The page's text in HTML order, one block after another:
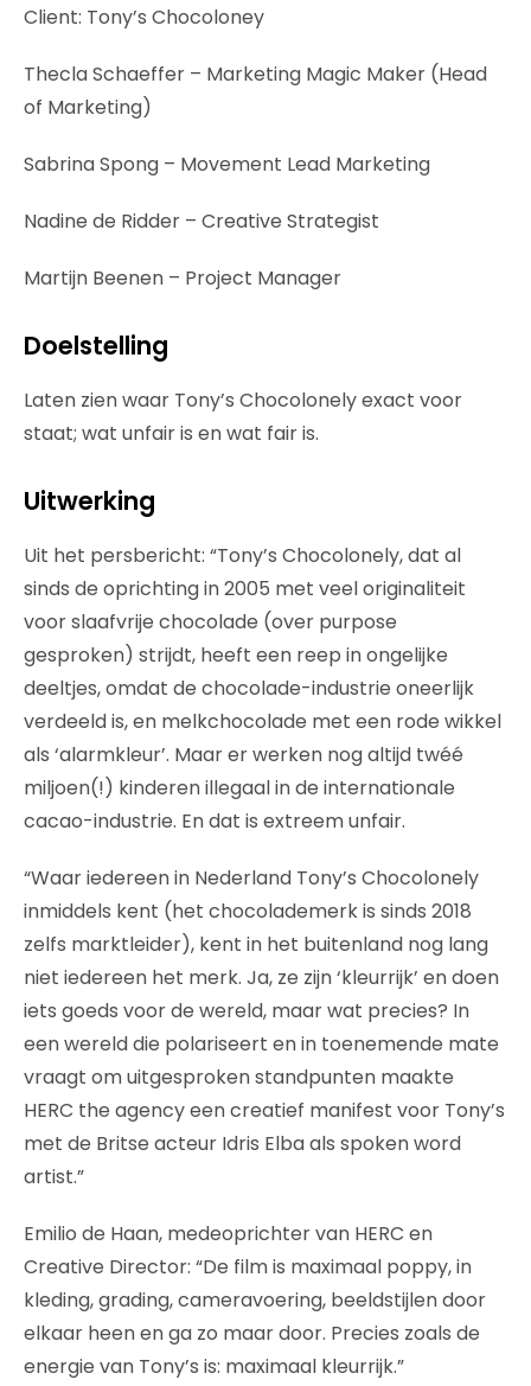
Client: Tony’s Chocoloney
Thecla Schaeffer – Marketing Magic Maker (Head
of Marketing)
Sabrina Spong – Movement Lead Marketing
Nadine de Ridder – Creative Strategist
Martijn Beenen – Project Manager
Doelstelling
Laten zien waar Tony’s Chocolonely exact voor
staat; wat unfair is en wat fair is.
Uitwerking
Uit het persbericht: “Tony’s Chocolonely, dat al
sinds de oprichting in 2005 met veel originaliteit
voor slaafvrije chocolade (over purpose
gesproken) strijdt, heeft een reep in ongelijke
deeltjes, omdat de chocolade-industrie oneerlijk
verdeeld is, en melkchocolade met een rode wikkel
als ‘alarmkleur’. Maar er werken nog altijd twéé
miljoen(!) kinderen illegaal in de internationale
cacao-industrie. En dat is extreem unfair.
“Waar iedereen in Nederland Tony’s Chocolonely
inmiddels kent (het chocolademerk is sinds 2018
zelfs marktleider), kent in het buitenland nog lang
niet iedereen het merk. Ja, ze zijn ‘kleurrijk’ en doen
iets goeds voor de wereld, maar wat precies? In
een wereld die polariseert en in toenemende mate
vraagt om uitgesproken standpunten maakte
HERC the agency een creatief manifest voor Tony’s
met de Britse acteur Idris Elba als spoken word
artist.”
Emilio de Haan, medeoprichter van HERC en
Creative Director: “De film is maximaal poppy, in
kleding, grading, cameravoering, beeldstijlen door
elkaar heen en ga zo maar door. Precies zoals de
energie van Tony’s is: maximaal kleurrijk.”